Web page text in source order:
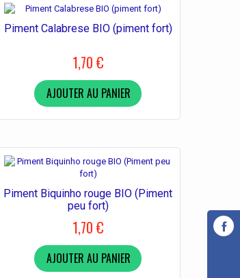
Piment Calabrese BIO (piment fort)
1,70 €
AJOUTER AU PANIER
Piment Biquinho rouge BIO (Piment
peu fort)
1,70 €
AJOUTER AU PANIER